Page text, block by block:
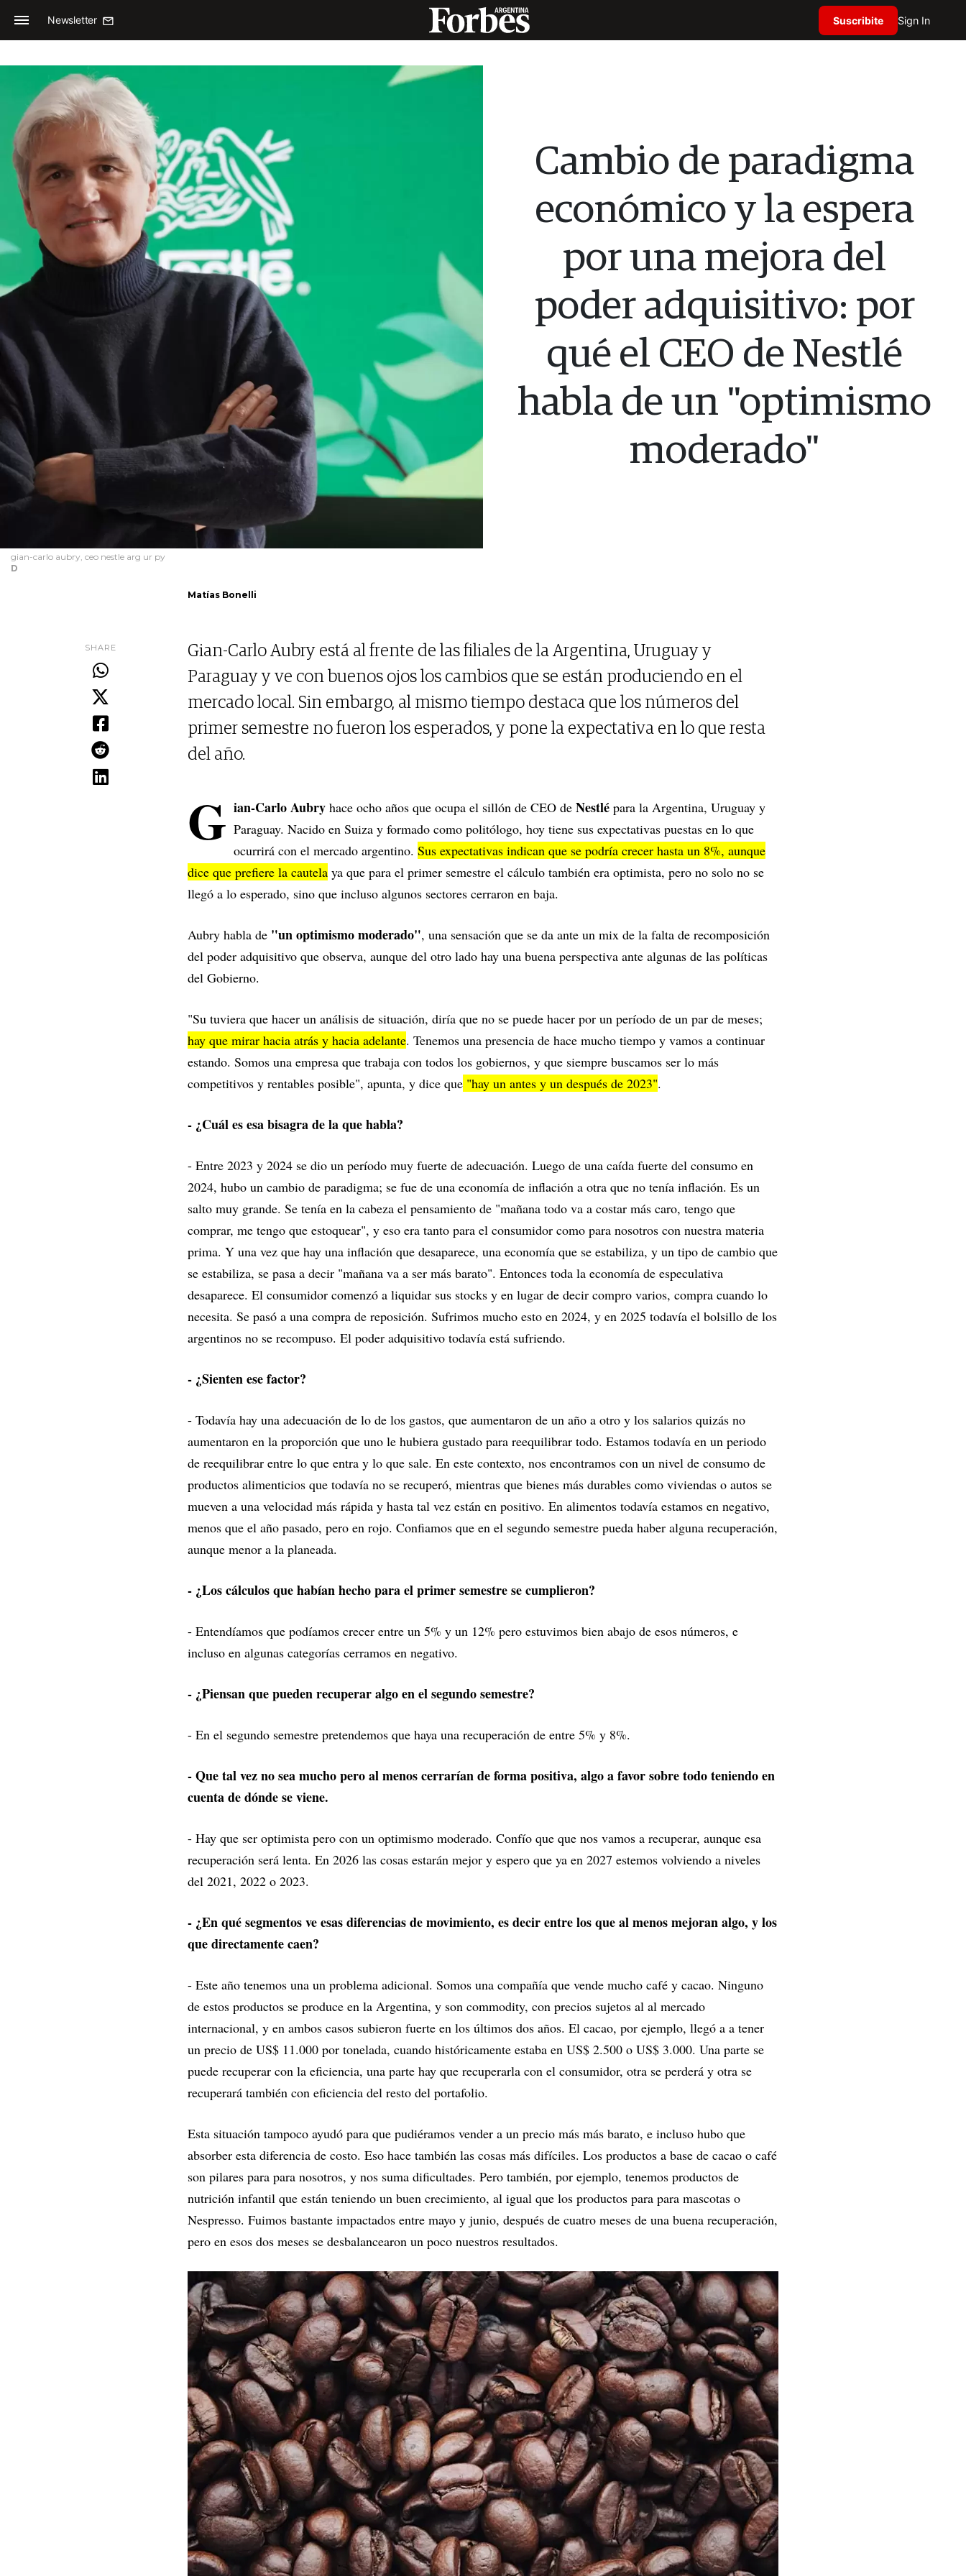
Newsletter Suscribite Sign In
Cambio de paradigma
económico y la espera
por una mejora del
poder adquisitivo: por
qué el CEO de Nestlé
habla de un "optimismo
moderado"
gian-carlo aubry, ceo nestle arg ur py
D
Matías Bonelli
SHARE
Gian-Carlo Aubry está al frente de las filiales de la Argentina, Uruguay y
Paraguay y ve con buenos ojos los cambios que se están produciendo en el
mercado local. Sin embargo, al mismo tiempo destaca que los números del
primer semestre no fueron los esperados, y pone la expectativa en lo que resta
del año.
G ian-Carlo Aubry hace ocho años que ocupa el sillón de CEO de Nestlé para la Argentina, Uruguay y
Paraguay. Nacido en Suiza y formado como politólogo, hoy tiene sus expectativas puestas en lo que
ocurrirá con el mercado argentino. Sus expectativas indican que se podría crecer hasta un 8%, aunque
dice que prefiere la cautela ya que para el primer semestre el cálculo también era optimista, pero no solo no se
llegó a lo esperado, sino que incluso algunos sectores cerraron en baja.
Aubry habla de "un optimismo moderado", una sensación que se da ante un mix de la falta de recomposición
del poder adquisitivo que observa, aunque del otro lado hay una buena perspectiva ante algunas de las políticas
del Gobierno.
"Su tuviera que hacer un análisis de situación, diría que no se puede hacer por un período de un par de meses;
hay que mirar hacia atrás y hacia adelante. Tenemos una presencia de hace mucho tiempo y vamos a continuar
estando. Somos una empresa que trabaja con todos los gobiernos, y que siempre buscamos ser lo más
competitivos y rentables posible", apunta, y dice que "hay un antes y un después de 2023".
- ¿Cuál es esa bisagra de la que habla?
- Entre 2023 y 2024 se dio un período muy fuerte de adecuación. Luego de una caída fuerte del consumo en
2024, hubo un cambio de paradigma; se fue de una economía de inflación a otra que no tenía inflación. Es un
salto muy grande. Se tenía en la cabeza el pensamiento de "mañana todo va a costar más caro, tengo que
comprar, me tengo que estoquear", y eso era tanto para el consumidor como para nosotros con nuestra materia
prima. Y una vez que hay una inflación que desaparece, una economía que se estabiliza, y un tipo de cambio que
se estabiliza, se pasa a decir "mañana va a ser más barato". Entonces toda la economía de especulativa
desaparece. El consumidor comenzó a liquidar sus stocks y en lugar de decir compro varios, compra cuando lo
necesita. Se pasó a una compra de reposición. Sufrimos mucho esto en 2024, y en 2025 todavía el bolsillo de los
argentinos no se recompuso. El poder adquisitivo todavía está sufriendo.
- ¿Sienten ese factor?
- Todavía hay una adecuación de lo de los gastos, que aumentaron de un año a otro y los salarios quizás no
aumentaron en la proporción que uno le hubiera gustado para reequilibrar todo. Estamos todavía en un periodo
de reequilibrar entre lo que entra y lo que sale. En este contexto, nos encontramos con un nivel de consumo de
productos alimenticios que todavía no se recuperó, mientras que bienes más durables como viviendas o autos se
mueven a una velocidad más rápida y hasta tal vez están en positivo. En alimentos todavía estamos en negativo,
menos que el año pasado, pero en rojo. Confiamos que en el segundo semestre pueda haber alguna recuperación,
aunque menor a la planeada.
- ¿Los cálculos que habían hecho para el primer semestre se cumplieron?
- Entendíamos que podíamos crecer entre un 5% y un 12% pero estuvimos bien abajo de esos números, e
incluso en algunas categorías cerramos en negativo.
- ¿Piensan que pueden recuperar algo en el segundo semestre?
- En el segundo semestre pretendemos que haya una recuperación de entre 5% y 8%.
- Que tal vez no sea mucho pero al menos cerrarían de forma positiva, algo a favor sobre todo teniendo en
cuenta de dónde se viene.
- Hay que ser optimista pero con un optimismo moderado. Confío que que nos vamos a recuperar, aunque esa
recuperación será lenta. En 2026 las cosas estarán mejor y espero que ya en 2027 estemos volviendo a niveles
del 2021, 2022 o 2023.
- ¿En qué segmentos ve esas diferencias de movimiento, es decir entre los que al menos mejoran algo, y los
que directamente caen?
- Este año tenemos una un problema adicional. Somos una compañía que vende mucho café y cacao. Ninguno
de estos productos se produce en la Argentina, y son commodity, con precios sujetos al al mercado
internacional, y en ambos casos subieron fuerte en los últimos dos años. El cacao, por ejemplo, llegó a a tener
un precio de US$ 11.000 por tonelada, cuando históricamente estaba en US$ 2.500 o US$ 3.000. Una parte se
puede recuperar con la eficiencia, una parte hay que recuperarla con el consumidor, otra se perderá y otra se
recuperará también con eficiencia del resto del portafolio.
Esta situación tampoco ayudó para que pudiéramos vender a un precio más más barato, e incluso hubo que
absorber esta diferencia de costo. Eso hace también las cosas más difíciles. Los productos a base de cacao o café
son pilares para para nosotros, y nos suma dificultades. Pero también, por ejemplo, tenemos productos de
nutrición infantil que están teniendo un buen crecimiento, al igual que los productos para para mascotas o
Nespresso. Fuimos bastante impactados entre mayo y junio, después de cuatro meses de una buena recuperación,
pero en esos dos meses se desbalancearon un poco nuestros resultados.